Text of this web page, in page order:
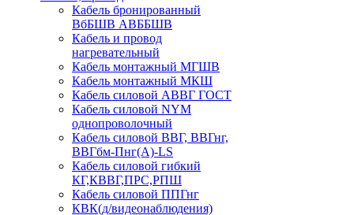
Кабель бронированный
ВбБШВ АВББШВ
Кабель и провод
нагревательный
Кабель монтажный МГШВ
Кабель монтажный МКШ
Кабель силовой АВВГ ГОСТ
Кабель силовой NYM
однопроволочный
Кабель силовой ВВГ, ВВГнг,
ВВГбм-Пнг(А)-LS
Кабель силовой гибкий
КГ,КВВГ,ПРС,РПШ
Кабель силовой ППГнг
КВК(д/видеонаблюдения)